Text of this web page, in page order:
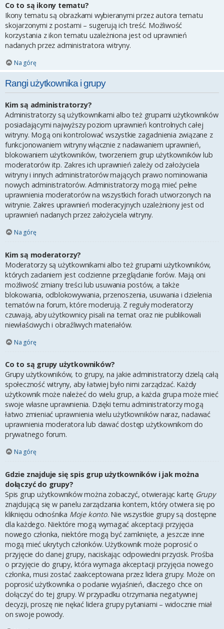
Co to są ikony tematu?
Ikony tematu są obrazkami wybieranymi przez autora tematu
skojarzonymi z postami – sugerują ich treść. Możliwość
korzystania z ikon tematu uzależniona jest od uprawnień
nadanych przez administratora witryny.
Na górę
Rangi użytkownika i grupy
Kim są administratorzy?
Administratorzy są użytkownikami albo też grupami użytkowników
posiadającymi najwyższy poziom uprawnień kontrolnych całej
witryny. Mogą oni kontrolować wszystkie zagadnienia związane z
funkcjonowaniem witryny włącznie z nadawaniem uprawnień,
blokowaniem użytkowników, tworzeniem grup użytkowników lub
moderatorów itp. Zakres ich uprawnień zależy od założyciela
witryny i innych administratorów mających prawo nominowania
nowych administratorów. Administratorzy mogą mieć pełne
uprawnienia moderatorów na wszystkich forach utworzonych na
witrynie. Zakres uprawnień moderacyjnych uzależniony jest od
uprawnień nadanych przez założyciela witryny.
Na górę
Kim są moderatorzy?
Moderatorzy są użytkownikami albo też grupami użytkowników,
których zadaniem jest codzienne przeglądanie forów. Mają oni
możliwość zmiany treści lub usuwania postów, a także
blokowania, odblokowywania, przenoszenia, usuwania i dzielenia
tematów na forum, które moderują. Z reguły moderatorzy
czuwają, aby użytkownicy pisali na temat oraz nie publikowali
niewłaściwych i obraźliwych materiałów.
Na górę
Co to są grupy użytkowników?
Grupy użytkowników, to grupy, na jakie administratorzy dzielą całą
społeczność witryny, aby łatwiej było nimi zarządzać. Każdy
użytkownik może należeć do wielu grup, a każda grupa może mieć
swoje własne uprawnienia. Dzięki temu administratorzy mogą
łatwo zmieniać uprawnienia wielu użytkowników naraz, nadawać
uprawnienia moderatora lub dawać dostęp użytkownikom do
prywatnego forum.
Na górę
Gdzie znajduje się spis grup użytkowników i jak można
dołączyć do grupy?
Spis grup użytkowników można zobaczyć, otwierając kartę Grupy
znajdującą się w panelu zarządzania kontem, który otwiera się po
kliknięciu odnośnika Moje konto. Nie wszystkie grupy są dostępne
dla każdego. Niektóre mogą wymagać akceptacji przyjęcia
nowego członka, niektóre mogą być zamknięte, a jeszcze inne
mogą mieć ukrytych członków. Użytkownik może poprosić o
przyjęcie do danej grupy, naciskając odpowiedni przycisk. Prośba
o przyjęcie do grupy, która wymaga akceptacji przyjęcia nowego
członka, musi zostać zaakceptowana przez lidera grupy. Może on
poprosić użytkownika o podanie wyjaśnień, dlaczego chce on
dołączyć do tej grupy. W przypadku otrzymania negatywnej
decyzji, proszę nie nękać lidera grupy pytaniami – widocznie miał
on swoje powody.